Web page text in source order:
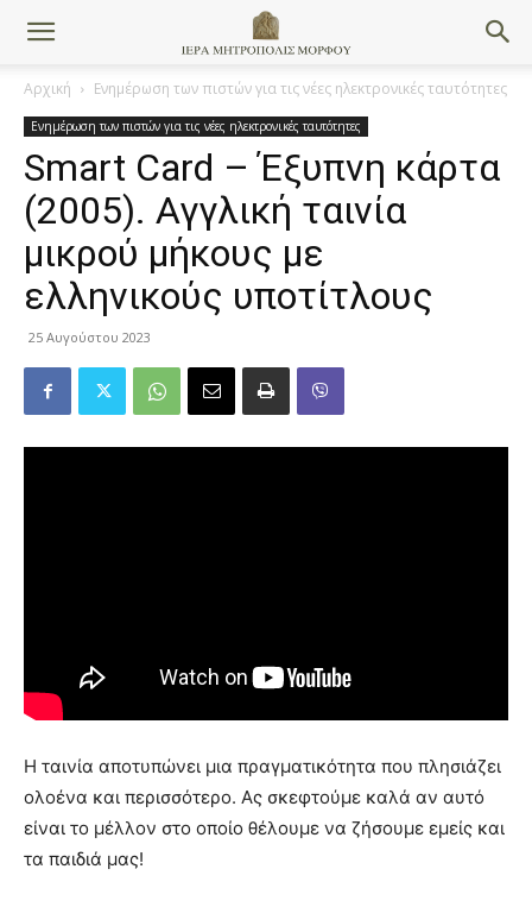
Αρχική Ενημέρωση των πιστών για τις νέες ηλεκτρονικές ταυτότητες
Ενημέρωση των πιστών για τις νέες ηλεκτρονικές ταυτότητες
Smart Card – Έξυπνη κάρτα
(2005). Αγγλική ταινία
μικρού μήκους με
ελληνικούς υποτίτλους
25 Αυγούστου 2023
Η ταινία αποτυπώνει μια πραγματικότητα που πλησιάζει
ολοένα και περισσότερο. Ας σκεφτούμε καλά αν αυτό
είναι το μέλλον στο οποίο θέλουμε να ζήσουμε εμείς και
τα παιδιά μας!